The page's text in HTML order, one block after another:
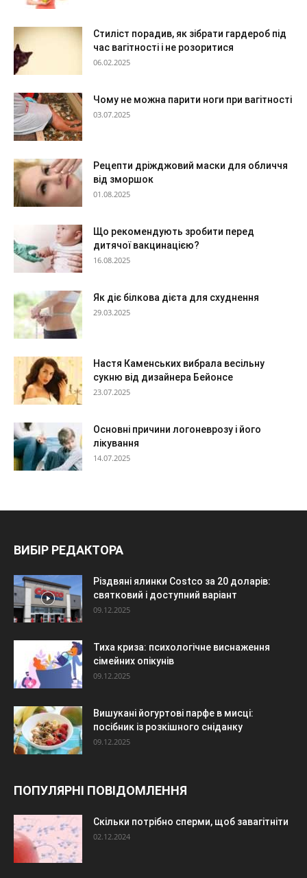
Стиліст порадив, як зібрати гардероб під
час вагітності і не розоритися
06.02.2025
Чому не можна парити ноги при вагітності
03.07.2025
Рецепти дріжджовий маски для обличчя
від зморшок
01.08.2025
Що рекомендують зробити перед
дитячої вакцинацією?
16.08.2025
Як діє білкова дієта для схуднення
29.03.2025
Настя Каменських вибрала весільну
сукню від дизайнера Бейонсе
23.07.2025
Основні причини логоневрозу і його
лікування
14.07.2025
ВИБІР РЕДАКТОРА
Різдвяні ялинки Costco за 20 доларів:
святковий і доступний варіант
09.12.2025
Тиха криза: психологічне виснаження
сімейних опікунів
09.12.2025
Вишукані йогуртові парфе в мисці:
посібник із розкішного сніданку
09.12.2025
ПОПУЛЯРНІ ПОВІДОМЛЕННЯ
Скільки потрібно сперми, щоб завагітніти
02.12.2024